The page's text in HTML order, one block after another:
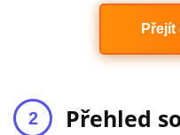
Přehled